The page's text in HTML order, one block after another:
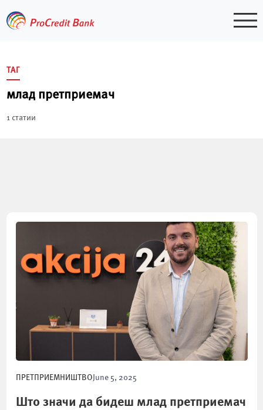
to
content
ТАГ
млад претприемач
1 статии
ПРЕТПРИЕМНИШТВО June 5, 2025
Што значи да бидеш млад претприемач